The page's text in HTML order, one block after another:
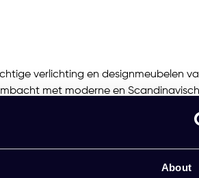
About
verlichting en designmeubelen
met moderne en
van veel creativiteit kunnen
&Tradition ook
designers, waardoor het
of ga voor tafels met bijpassende